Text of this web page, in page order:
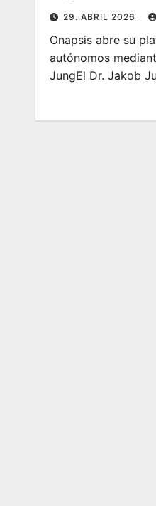
29. ABRIL 2026
Onapsis abre su
autónomos
JungEl Dr. Jakob